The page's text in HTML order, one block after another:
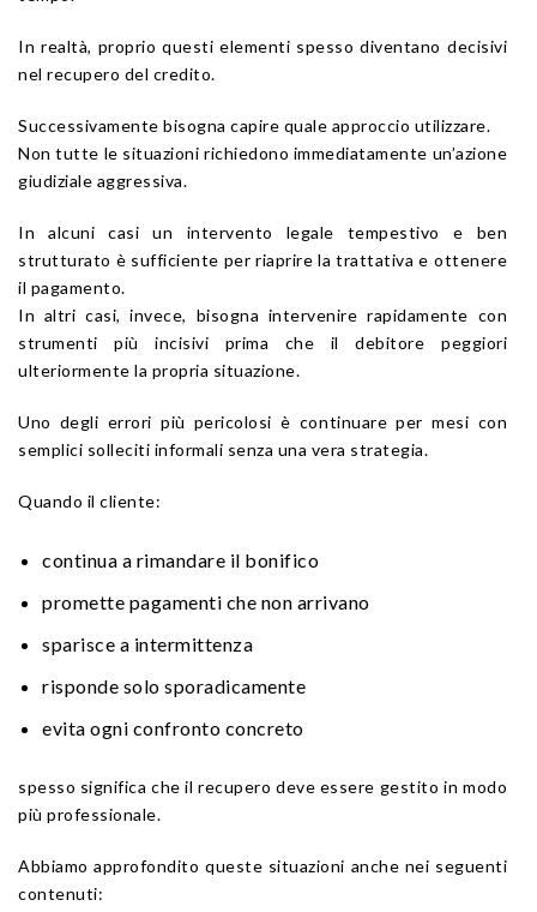
In realtà, proprio questi elementi spesso diventano decisivi
nel recupero del credito.
Successivamente bisogna capire quale approccio utilizzare.
Non tutte le situazioni richiedono immediatamente un’azione
giudiziale aggressiva.
In alcuni casi un intervento legale tempestivo e ben
strutturato è sufficiente per riaprire la trattativa e ottenere
il pagamento.
In altri casi, invece, bisogna intervenire rapidamente con
strumenti più incisivi prima che il debitore peggiori
ulteriormente la propria situazione.
Uno degli errori più pericolosi è continuare per mesi con
semplici solleciti informali senza una vera strategia.
Quando il cliente:
continua a rimandare il bonifico
promette pagamenti che non arrivano
sparisce a intermittenza
risponde solo sporadicamente
evita ogni confronto concreto
spesso significa che il recupero deve essere gestito in modo
più professionale.
Abbiamo approfondito queste situazioni anche nei seguenti
contenuti: